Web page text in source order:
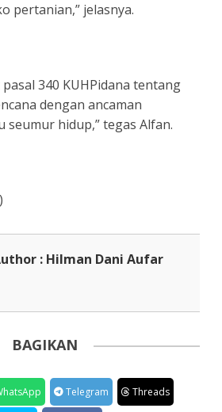
pertanian,” jelasnya.
340 KUHPidana tentang
dengan ancaman
seumur hidup,” tegas Alfan.
: Hilman Dani Aufar
BAGIKAN
Telegram Threads